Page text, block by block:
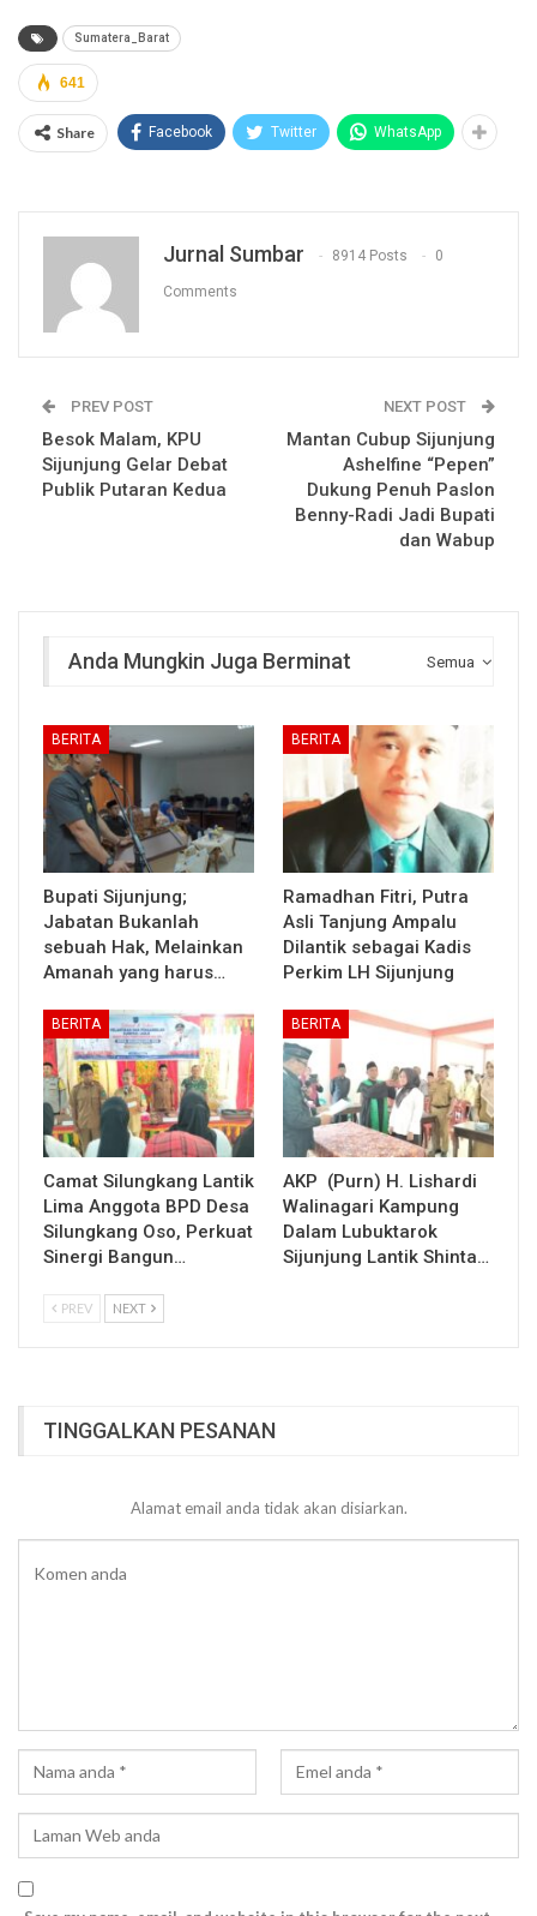
Sumatera_Barat
641
Share Facebook Twitter WhatsApp
Jurnal Sumbar 8914 Posts 0
Comments
PREV POST
Besok Malam, KPU
Sijunjung Gelar Debat
Publik Putaran Kedua
NEXT POST
Mantan Cubup Sijunjung
Ashelfine “Pepen”
Dukung Penuh Paslon
Benny-Radi Jadi Bupati
dan Wabup
Semua
Anda Mungkin Juga Berminat
BERITA
Bupati Sijunjung;
Jabatan Bukanlah
sebuah Hak, Melainkan
Amanah yang harus…
BERITA
Ramadhan Fitri, Putra
Asli Tanjung Ampalu
Dilantik sebagai Kadis
Perkim LH Sijunjung
BERITA
Camat Silungkang Lantik
Lima Anggota BPD Desa
Silungkang Oso, Perkuat
Sinergi Bangun…
BERITA
AKP (Purn) H. Lishardi
Walinagari Kampung
Dalam Lubuktarok
Sijunjung Lantik Shinta…
PREV NEXT
TINGGALKAN PESANAN
Alamat email anda tidak akan disiarkan.